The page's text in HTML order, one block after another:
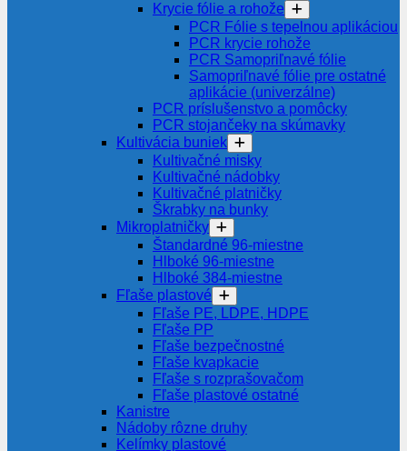
Krycie fólie a rohože
PCR Fólie s tepelnou aplikáciou
PCR krycie rohože
PCR Samopriľnavé fólie
Samopriľnavé fólie pre ostatné
aplikácie (univerzálne)
PCR príslušenstvo a pomôcky
PCR stojančeky na skúmavky
Kultivácia buniek
Kultivačné misky
Kultivačné nádobky
Kultivačné platničky
Škrabky na bunky
Mikroplatničky
Štandardné 96-miestne
Hlboké 96-miestne
Hlboké 384-miestne
Fľaše plastové
Fľaše PE, LDPE, HDPE
Fľaše PP
Fľaše bezpečnostné
Fľaše kvapkacie
Fľaše s rozprašovačom
Fľaše plastové ostatné
Kanistre
Nádoby rôzne druhy
Kelímky plastové